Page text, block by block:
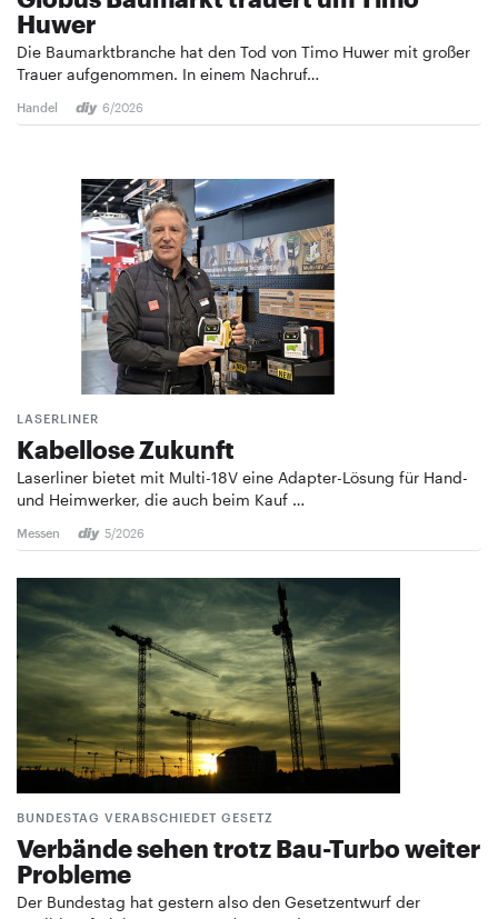
Huwer
Die Baumarktbranche hat den Tod von Timo Huwer mit großer
Trauer aufgenommen. In einem Nachruf…
Handel 6/2026
LASERLINER
Kabellose Zukunft
Laserliner bietet mit Multi-18V eine Adapter-Lösung für Hand-
und Heimwerker, die auch beim Kauf …
Messen 5/2026
BUNDESTAG VERABSCHIEDET GESETZ
Verbände sehen trotz Bau-Turbo weiter
Probleme
Der Bundestag hat gestern also den Gesetzentwurf der